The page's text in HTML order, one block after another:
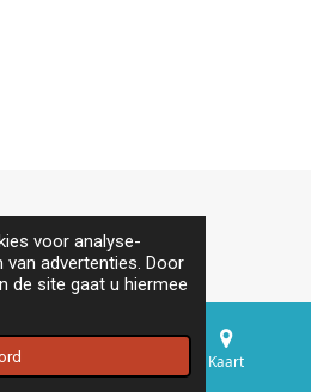
voor analyse-
advertenties. Door
de site gaat u hiermee
Kaart